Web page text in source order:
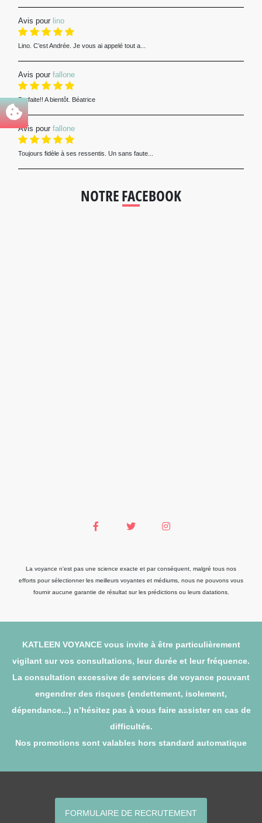
Avis pour lino
Lino. C’est Andrée. Je vous ai appelé tout a...
Avis pour fallone
Parfaite!! A bientôt. Béatrice
Avis pour fallone
Toujours fidèle à ses ressentis. Un sans faute...
NOTRE FACEBOOK
La voyance n'est pas une science exacte et par conséquent, malgré tous nos
efforts pour sélectionner les meilleurs voyantes et médiums, nous ne pouvons vous
fournir aucune garantie de résultat sur les prédictions ou leurs datations.
KATLEEN VOYANCE vous invite à être particulièrement
vigilant sur vos consultations, leur durée et leur fréquence.
La consultation excessive de services de voyance pouvant
engendrer des risques (endettement, isolement,
dépendance...) n’hésitez pas à vous faire assister en cas de
difficultés.
Nos promotions sont valables hors standard automatique
FORMULAIRE DE RECRUTEMENT